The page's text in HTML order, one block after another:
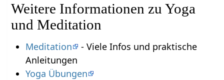
Weitere Informationen zu Yoga
und Meditation
Meditation
- Viele Infos und praktische
Anleitungen
Yoga Übungen